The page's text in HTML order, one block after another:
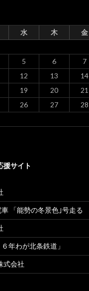
水 木 金
5 6 7
12 13 14
19 20 21
26 27 28
サイト
「能勢の冬景色｣号走る
年わが北条鉄道」
式会社